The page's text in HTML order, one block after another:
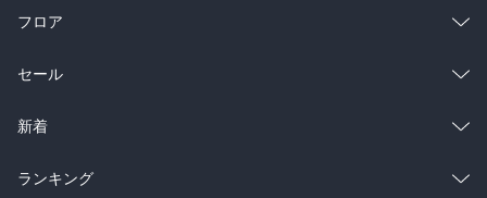
フロア
総合
ラノベ
雑誌・グラビア
セール
総合
ラノベ
新着
総合
ランキング